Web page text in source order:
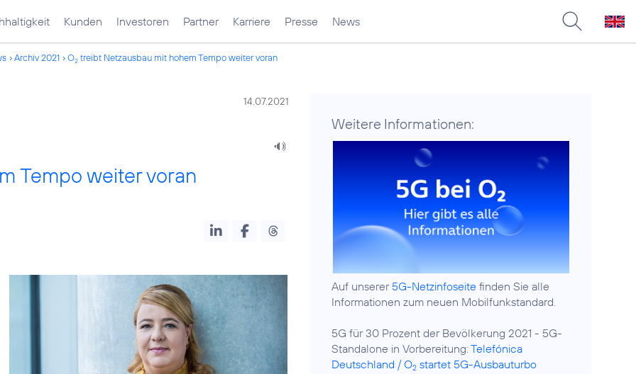
Kunden Investoren Partner Karriere Presse News
Archiv 2021 O2 treibt Netzausbau mit hohem Tempo weiter voran
14.07.2021
Tempo weiter voran
Weitere Informationen:
Auf unserer 5G-Netzinfoseite finden Sie alle
Informationen zum neuen Mobilfunkstandard.
5G für 30 Prozent der Bevölkerung 2021 - 5G-
Standalone in Vorbereitung:Telefónica
Deutschland / O2 startet 5G-Ausbauturbo